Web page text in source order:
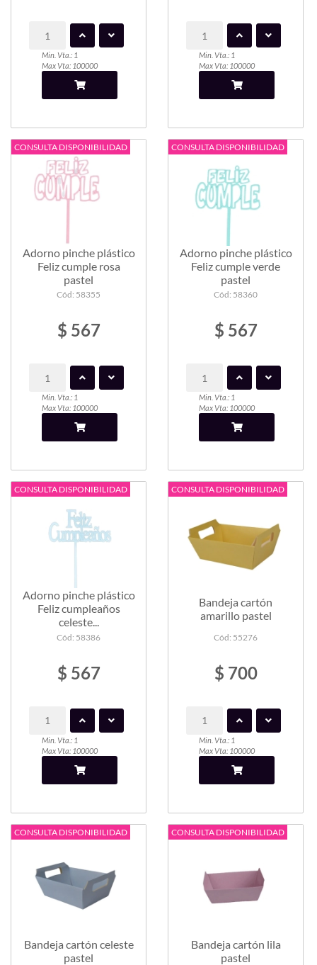
Min. Vta.: 1
Max Vta: 100000
Min. Vta.: 1
Max Vta: 100000
CONSULTA DISPONIBILIDAD
Adorno pinche plástico
Feliz cumple rosa
pastel
Cód: 58355
$ 567
Min. Vta.: 1
Max Vta: 100000
CONSULTA DISPONIBILIDAD
Adorno pinche plástico
Feliz cumple verde
pastel
Cód: 58360
$ 567
Min. Vta.: 1
Max Vta: 100000
CONSULTA DISPONIBILIDAD
Adorno pinche plástico
Feliz cumpleaños
celeste...
Cód: 58386
$ 567
Min. Vta.: 1
Max Vta: 100000
CONSULTA DISPONIBILIDAD
Bandeja cartón
amarillo pastel
Cód: 55276
$ 700
Min. Vta.: 1
Max Vta: 100000
CONSULTA DISPONIBILIDAD
Bandeja cartón celeste
pastel
CONSULTA DISPONIBILIDAD
Bandeja cartón lila
pastel